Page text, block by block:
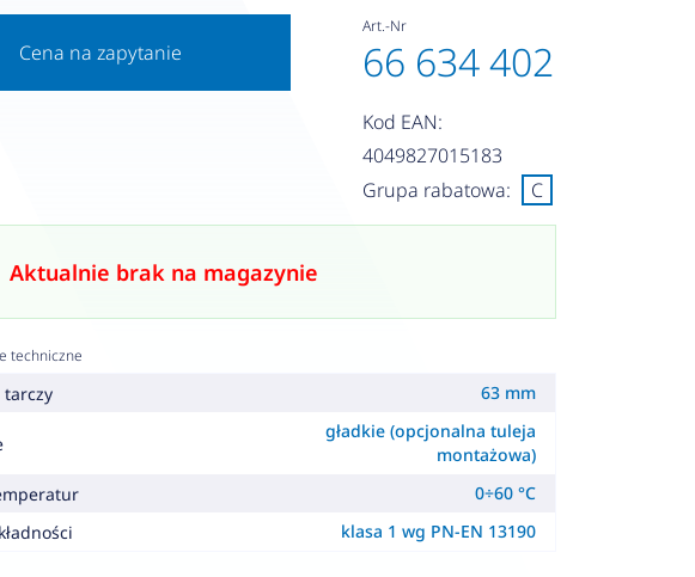
Cena na zapytanie
Art.-Nr
66 634 402
Kod EAN:
4049827015183
Grupa rabatowa:
C
Aktualnie brak na magazynie
techniczne
tarczy 63 mm
gładkie (opcjonalna tuleja
montażowa)
0÷60 °C
klasa 1 wg PN-EN 13190